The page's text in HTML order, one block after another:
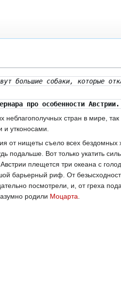
большие собаки, которые
про особенности Австрии.
стран в мире, так
и утконосами.
от нищеты съело всех бездомных
подальше. Вот только укатить
плещется три океана с
барьерный риф. От
посмотрели, и, от греха
родили Моцарта.